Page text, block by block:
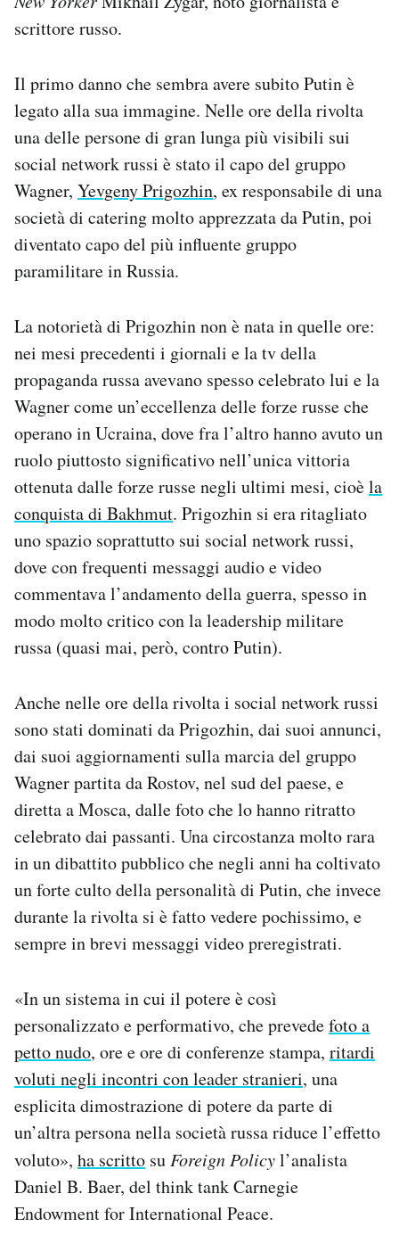
scrittore russo.
Il primo danno che sembra avere subito Putin è
legato alla sua immagine. Nelle ore della rivolta
una delle persone di gran lunga più visibili sui
social network russi è stato il capo del gruppo
Wagner, Yevgeny Prigozhin, ex responsabile di una
società di catering molto apprezzata da Putin, poi
diventato capo del più influente gruppo
paramilitare in Russia.
La notorietà di Prigozhin non è nata in quelle ore:
nei mesi precedenti i giornali e la tv della
propaganda russa avevano spesso celebrato lui e la
Wagner come un’eccellenza delle forze russe che
operano in Ucraina, dove fra l’altro hanno avuto un
ruolo piuttosto significativo nell’unica vittoria
ottenuta dalle forze russe negli ultimi mesi, cioèla
conquista di Bakhmut. Prigozhin si era ritagliato
uno spazio soprattutto sui social network russi,
dove con frequenti messaggi audio e video
commentava l’andamento della guerra, spesso in
modo molto critico con la leadership militare
russa (quasi mai, però, contro Putin).
Anche nelle ore della rivolta i social network russi
sono stati dominati da Prigozhin, dai suoi annunci,
dai suoi aggiornamenti sulla marcia del gruppo
Wagner partita da Rostov, nel sud del paese, e
diretta a Mosca, dalle foto che lo hanno ritratto
celebrato dai passanti. Una circostanza molto rara
in un dibattito pubblico che negli anni ha coltivato
un forte culto della personalità di Putin, che invece
durante la rivolta si è fatto vedere pochissimo, e
sempre in brevi messaggi video preregistrati.
«In un sistema in cui il potere è così
personalizzato e performativo, che prevedefoto a
petto nudo, ore e ore di conferenze stampa, ritardi
voluti negli incontri con leader stranieri, una
esplicita dimostrazione di potere da parte di
un’altra persona nella società russa riduce l’effetto
voluto», ha scritto suForeign Policyl’analista
Daniel B. Baer, del think tank Carnegie
Endowment for International Peace.